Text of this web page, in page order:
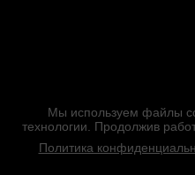
Мы используем файлы
технологии. Продолжив
Политика